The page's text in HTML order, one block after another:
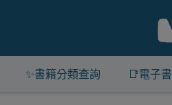
✨書籍分類查詢 📑電子書